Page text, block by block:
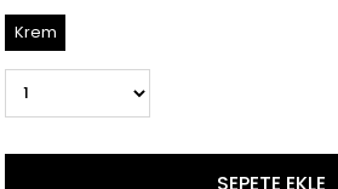
Krem